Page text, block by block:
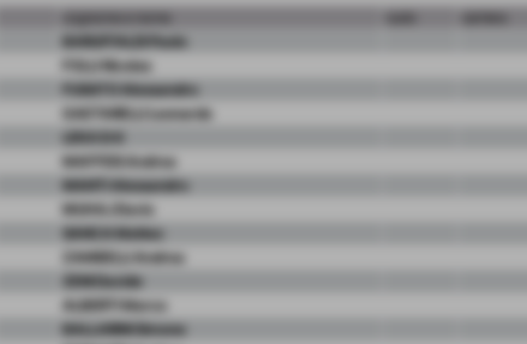
cognome e nome
BARUFFALDI Paolo
FOLLI Nicolas
FUSATO Alessandro
GAETARELLI Leonardo
LEKA Erti
MAFFEIS Andrea
MANTI Alessandro
MUHAJ Davis
SANCA Matteo
ZAMBELLI Andrea
ZENI Davide
ALBERTI Marco
BALLARINI Simone